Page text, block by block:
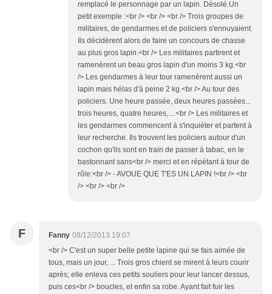
remplacé le personnage par un lapin. Désolé.Un
petit exemple :<br /> <br /> <br /> Trois groupes de
militaires, de gendarmes et de policiers s'ennuyaient.
Ils décidèrent alors de faire un concours de chasse
au plus gros lapin.<br /> Les militaires partirent et
ramenèrent un beau gros lapin d'un moins 3 kg.<br
/> Les gendarmes à leur tour ramenèrent aussi un
lapin mais hélas d'à peine 2 kg.<br /> Au tour des
policiers. Une heure passée, deux heures passées...
trois heures, quatre heures,....<br /> Les militaires et
les gendarmes commencent à s'inquiéter et partent à
leur recherche. Ils trouvent les policiers autour d'un
cochon qu'ils sont en train de passer à tabac, en le
bastonnant sans<br /> merci et en répétant à tour de
rôle:<br /> - AVOUE QUE T'ES UN LAPIN !<br /> <br
/> <br /> <br />
F Fanny 08/12/2013 19:07
<br /> C'est un super belle petite lapine qui se fais aimée de
tous, mais un jour, ... Trois gros chient se mirent à leurs courir
après; elle enleva ces petits souliers pour leur lancer dessus,
puis ces<br /> boucles, et enfin sa robe. Ayant fait fuir les